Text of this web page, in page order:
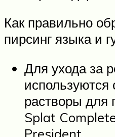
Как правильно
пирсинг языка и
Для ухода за
растворы для
Splat
President.